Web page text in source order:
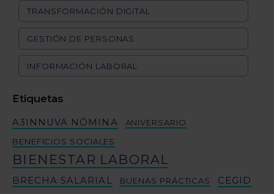
TRANSFORMACIÓN DIGITAL
GESTIÓN DE PERSONAS
INFORMACIÓN LABORAL
Etiquetas
A3INNUVA NÓMINA
ANIVERSARIO
BENEFICIOS SOCIALES
BIENESTAR LABORAL
BRECHA SALARIAL BUENAS PRÁCTICAS CEGID